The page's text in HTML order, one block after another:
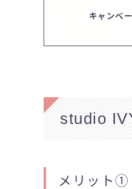
キャンペ
studio
メリット①